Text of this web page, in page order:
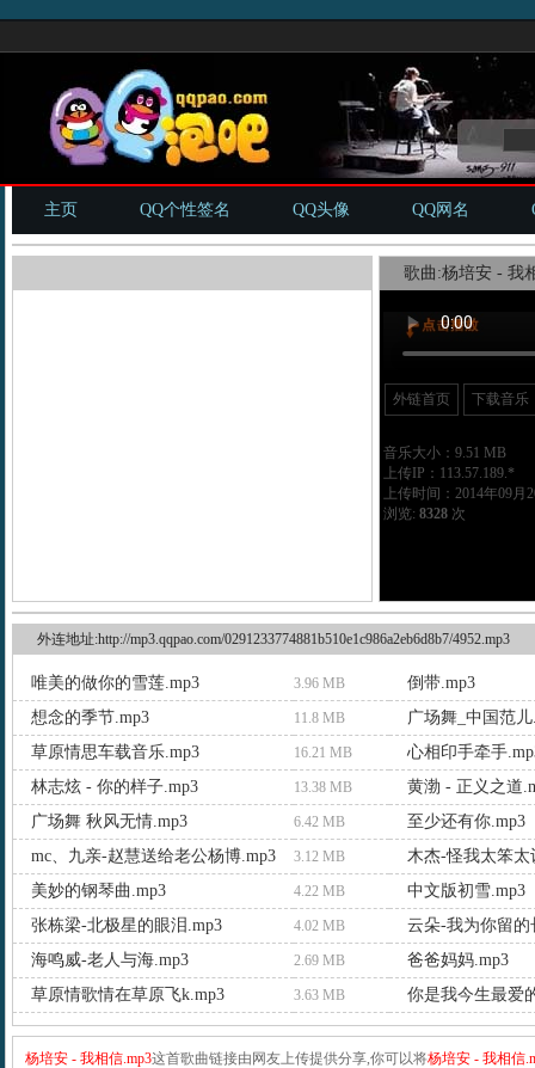
主页 QQ个性签名 QQ头像 QQ网名
歌曲:杨培安 - 我
外链首页 下载音乐
音乐大小：9.51 MB
上传IP：113.57.189.*
上传时间：2014年09月
浏览: 8328次
外连地址:http://mp3.qqpao.com/0291233774881b510e1c986a2eb6d8b7/4952.mp3
唯美的做你的雪莲.mp3 3.96 MB
倒带.mp3
想念的季节.mp3
11.8 MB
广场舞_中国范儿
草原情思车载音乐.mp3
16.21 MB
心相印手牵手
林志炫 - 你的样子.mp3
13.38 MB
黄渤 - 正义之道
广场舞 秋风无情.mp3
6.42 MB
至少还有你.mp3
mc、九亲-赵慧送给老公杨博.mp3
3.12 MB
木杰-怪我太笨太
美妙的钢琴曲.mp3
4.22 MB
中文版初雪.mp3
张栋梁-北极星的眼泪.mp3
4.02 MB
云朵-我为你留的
海鸣威-老人与海.mp3
2.69 MB
爸爸妈妈.mp3
草原情歌情在草原飞k.mp3
3.63 MB 你是我今生最爱
杨培安 - 我相信.mp3这首歌曲链接由网友上传提供分享,你可以将杨培安 - 我相信